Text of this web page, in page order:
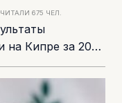
на Кипре за 2024
собрании
675 ЧЕЛ.